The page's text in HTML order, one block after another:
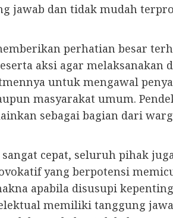
jawab dan tidak mudah
perhatian besar
aksi agar
untuk mengawal
masyarakat umum.
sebagai bagian dari
cepat, seluruh pihak
yang berpotensi
apabila disusupi
memiliki tanggung